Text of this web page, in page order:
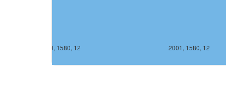
2001, 1580, 12
2000, 1580, 12